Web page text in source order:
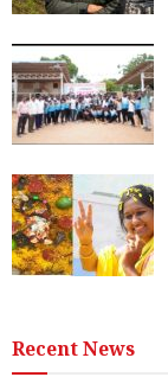
Recent News